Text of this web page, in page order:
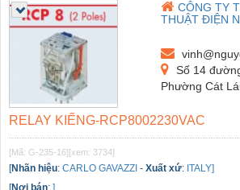
CÔNG TY
THUẬT ĐIỆN
Số 14
Phường Cát
RELAY KIẾNG-RCP8002230VAC
[Mã: G-235-16][xem: 3734]
[Nhãn hiệu: CARLO GAVAZZI - Xuất xứ: ITALY]
[Nơi bán: ]